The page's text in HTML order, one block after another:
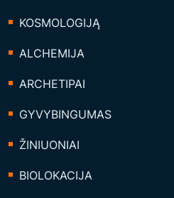
KOSMOLOGIJĄ
ALCHEMIJA
ARCHETIPAI
GYVYBINGUMAS
ŽINIUONIAI
BIOLOKACIJA